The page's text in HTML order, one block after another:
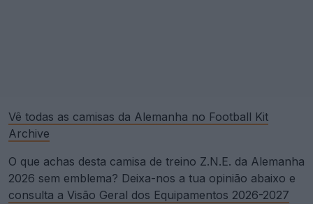
Vê todas as camisas da Alemanha no Football Kit
Archive
O que achas desta camisa de treino Z.N.E. da Alemanha
2026 sem emblema? Deixa-nos a tua opinião abaixo e
consulta a Visão Geral dos Equipamentos 2026-2027